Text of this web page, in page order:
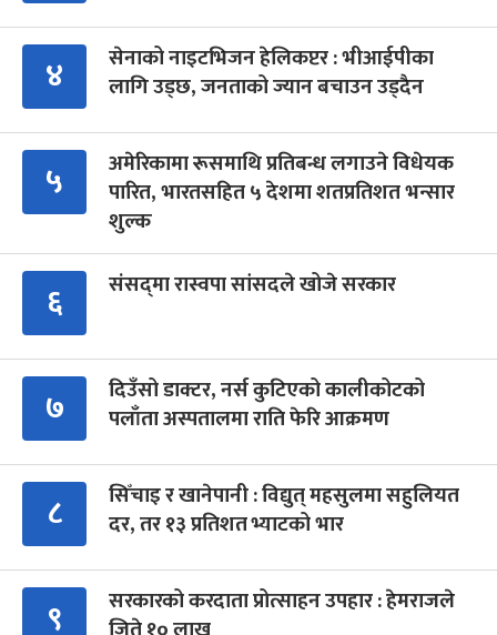
४
सेनाको नाइटभिजन हेलिकप्टर : भीआईपीका
लागि उड्छ, जनताको ज्यान बचाउन उड्दैन
५
अमेरिकामा रूसमाथि प्रतिबन्ध लगाउने विधेयक
पारित, भारतसहित ५ देशमा शतप्रतिशत भन्सार
शुल्क
६ संसद्‍मा रास्वपा सांसदले खोजे सरकार
७
दिउँसो डाक्टर, नर्स कुटिएको कालीकोटको
पलाँता अस्पतालमा राति फेरि आक्रमण
८
सिँचाइ र खानेपानी : विद्युत् महसुलमा सहुलियत
दर, तर १३ प्रतिशत भ्याटको भार
९
सरकारको करदाता प्रोत्साहन उपहार : हेमराजले